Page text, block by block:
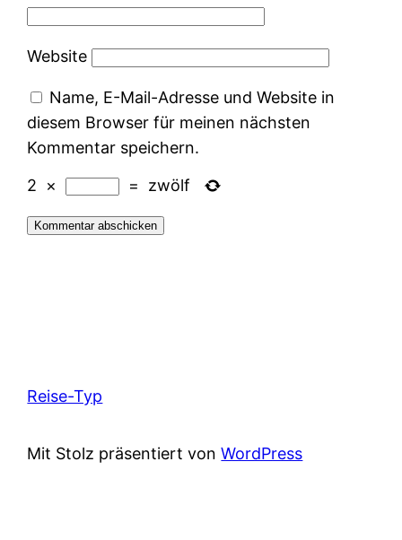
Website
Name, E-Mail-Adresse und Website in
diesem Browser für meinen nächsten
Kommentar speichern.
2 × = zwölf
Reise-Typ
Mit Stolz präsentiert vonWordPress